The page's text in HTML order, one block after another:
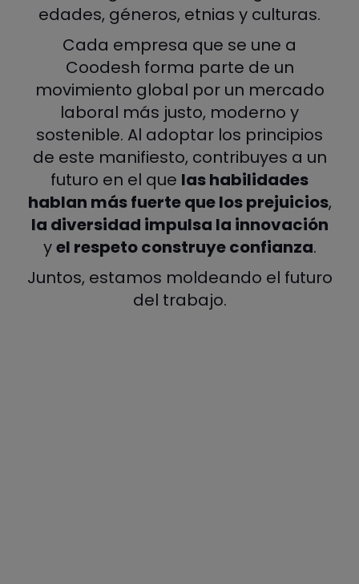
edades, géneros, etnias y culturas.
Cada empresa que se une a
Coodesh forma parte de un
movimiento global por un mercado
laboral más justo, moderno y
sostenible. Al adoptar los principios
de este manifiesto, contribuyes a un
futuro en el que las habilidades
hablan más fuerte que los prejuicios,
la diversidad impulsa la innovación
yel respeto construye confianza.
Juntos, estamos moldeando el futuro
del trabajo.